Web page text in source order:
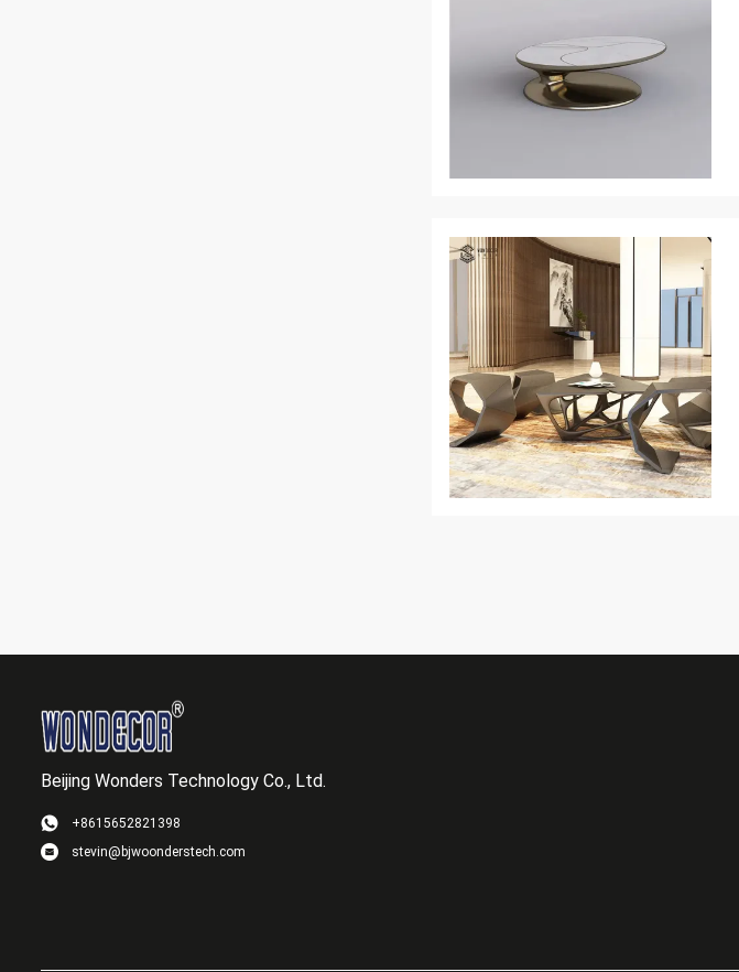
Beijing Wonders Technology Co., Ltd.
+8615652821398
stevin@bjwoonderstech.com